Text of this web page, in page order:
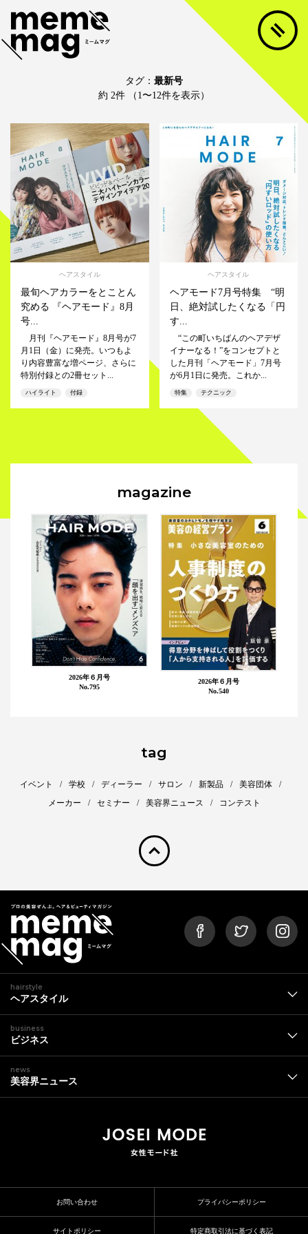
タグ： 最新号
約 2件 （1〜12件を表示）
ヘアスタイル
最旬ヘアカラーをとことん
究める 『ヘアモード』8月
号...
月刊『ヘアモード』8月号が7
月1日（金）に発売。いつもよ
り内容豊富な増ページ、さらに
特別付録との2冊セット...
ハイライト 付録
ヘアスタイル
ヘアモード7月号特集 “明
日、絶対試したくなる「円
す...
“この町いちばんのヘアデザ
イナーなる！”をコンセプトと
した月刊「ヘアモード」7月号
が6月1日に発売。これか...
特集 テクニック
magazine
2026年６月号
No.795
2026年６月号
No.540
tag
イベント 学校 ディーラー サロン 新製品
美容団体
メーカー
セミナー 美容界ニュース コンテスト
pagetop
hairstyle
ヘアスタイル
business
ビジネス
news
美容界ニュース
お問い合わせ プライバシーポリシー
サイトポリシー 特定商取引法に基づく表記